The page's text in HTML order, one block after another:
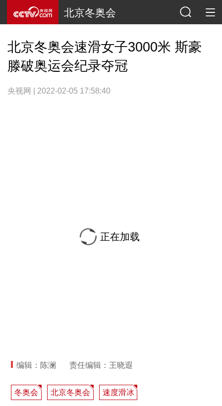
北京冬奥会
北京冬奥会速滑女子3000米 斯豪
滕破奥运会纪录夺冠
央视网 | 2022-02-05 17:58:40
正在加载
编辑：陈澜 责任编辑：王晓遐
冬奥会 北京冬奥会 速度滑冰